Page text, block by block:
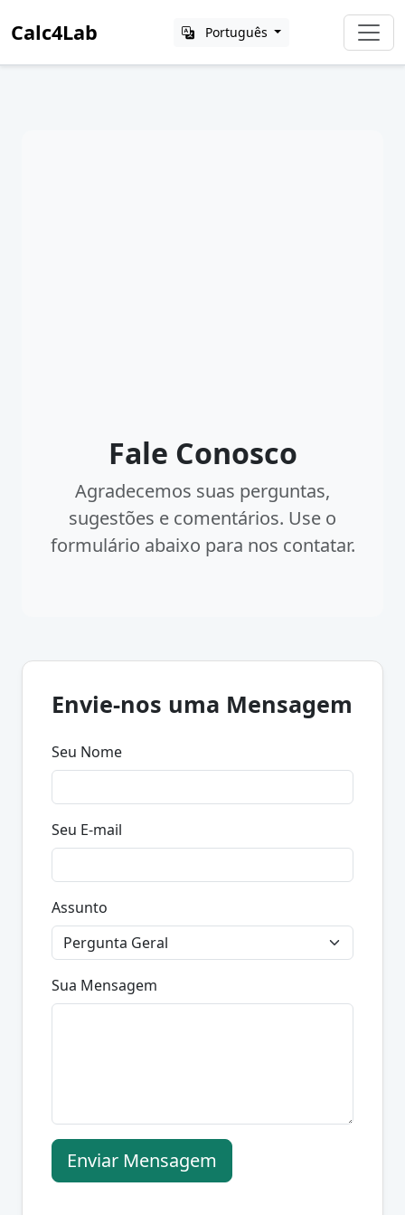
Calc4Lab Português
Fale Conosco
Agradecemos suas perguntas,
sugestões e comentários. Use o
formulário abaixo para nos contatar.
Envie-nos uma Mensagem
Seu Nome
Seu E-mail
Assunto
Sua Mensagem
Enviar Mensagem